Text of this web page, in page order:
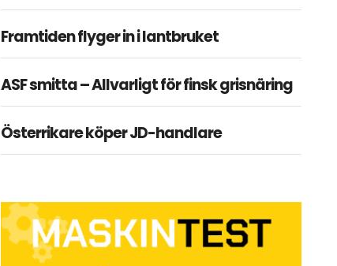
Framtiden flyger in i lantbruket
ASF smitta – Allvarligt för finsk grisnäring
Österrikare köper JD-handlare